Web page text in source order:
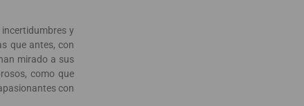
y
que antes, con
mirado a sus
como que
con